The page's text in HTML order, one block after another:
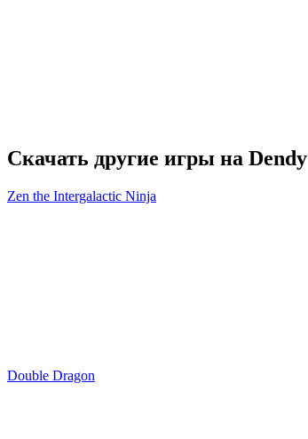
Скачать другие игры на Dendy
Zen the Intergalactic Ninja
Double Dragon